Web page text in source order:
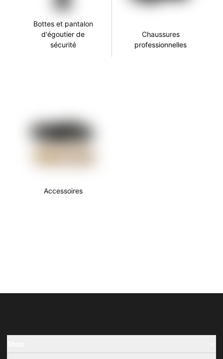
Bottes et pantalon
d'égoutier de
sécurité
Chaussures
professionnelles
Accessoires